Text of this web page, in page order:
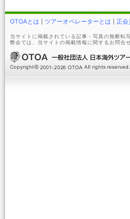
OTOAとは ツアーオペレーターとは 正会
当サイトに掲載されている記事・写真の無断
弊会では、当サイトの掲載情報に関するお問合